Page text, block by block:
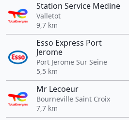
Station Service Medine
Valletot
9,7 km
Esso Express Port
Jerome
Port Jerome Sur Seine
5,5 km
Mr Lecoeur
Bourneville Saint Croix
7,7 km